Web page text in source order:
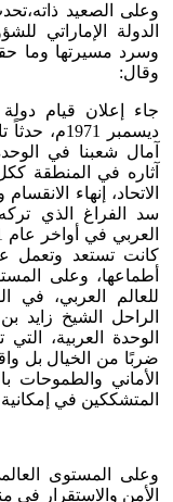
وعلى الصعيد
الدولة الإماراتي
وسرد مسيرتها وما
وقال:
جاء إعلان قيام دولة
ديسمبر
آمال شعبنا في
آثاره في المنطقة
الاتحاد، إنهاء
سد الفراغ الذي
كانت تستعد وتعمل
أطماعها، وعلى
للعالم العربي، في
الراحل الشيخ زايد
الوحدة العربية،
ضربًا من الخيال بل
الأماني
المتشككين في
وعلى المستوى
الأمن والاستقرار في